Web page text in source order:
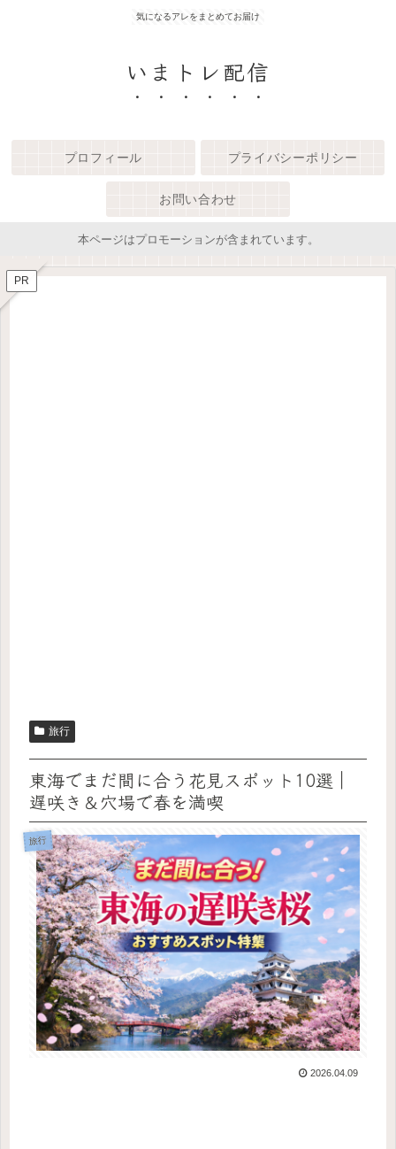
気になるアレをまとめてお届け
いまトレ配信
プロフィール プライバシーポリシー
お問い合わせ
本ページはプロモーションが含まれています。
PR
旅行
東海でまだ間に合う花見スポット10選｜
遅咲き＆穴場で春を満喫
旅行
2026.04.09